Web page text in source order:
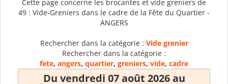
Cette page concerne les brocantes et vide greniers de
49 : Vide-Greniers dans le cadre de la Fête du Quartier -
ANGERS
Rechercher dans la catégorie : Vide grenier
Rechercher dans la catégorie :
fete, angers, quartier, greniers, vide, cadre
Du vendredi 07 août 2026 au